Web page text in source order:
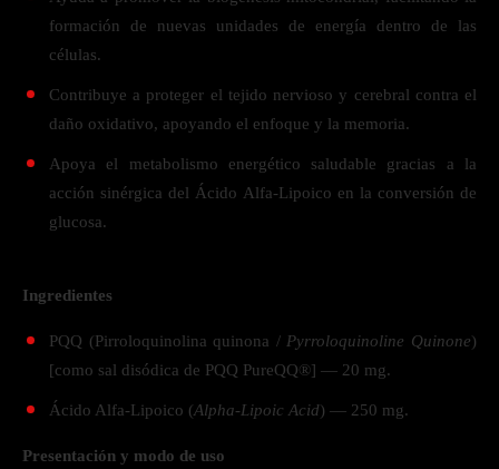
formación de nuevas unidades de energía dentro de las
células.
Contribuye a proteger el tejido nervioso y cerebral contra el
daño oxidativo, apoyando el enfoque y la memoria.
Apoya el metabolismo energético saludable gracias a la
acción sinérgica del Ácido Alfa-Lipoico en la conversión de
glucosa.
Ingredientes
PQQ (Pirroloquinolina quinona / Pyrroloquinoline Quinone)
[como sal disódica de PQQ PureQQ®] — 20 mg.
Ácido Alfa-Lipoico (Alpha-Lipoic Acid) — 250 mg.
Presentación y modo de uso